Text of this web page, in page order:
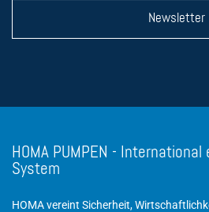
Newsletter
HOMA PUMPEN -
System
HOMA vereint Sicherheit,